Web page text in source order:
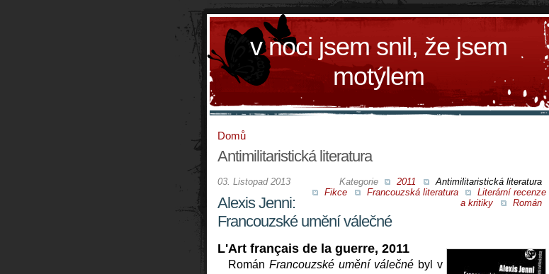
v noci jsem snil, že jsem
motýlem
Domů
Antimilitaristická literatura
Kategorie 2011
Antimilitaristická literatura
Fikce
Francouzská literatura
Literární recenze
a kritiky
Román
03. Listopad 2013
Alexis Jenni:
Francouzské umění válečné
L'Art français de la guerre, 2011
Román Francouzské umění válečné byl v